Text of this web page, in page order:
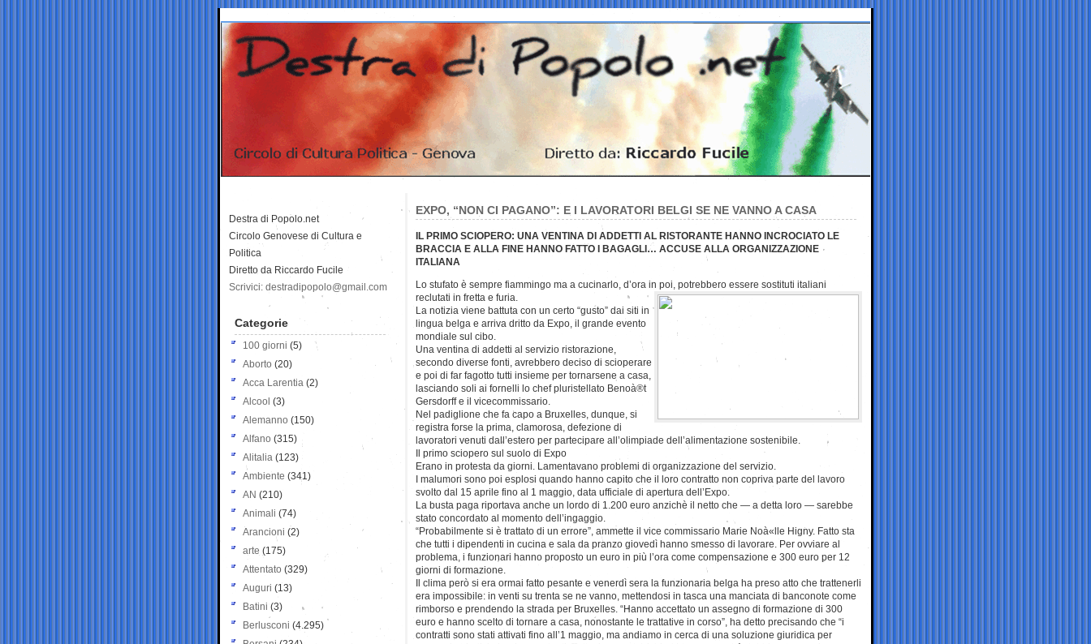
EXPO, “NON CI PAGANO”: E I LAVORATORI BELGI SE NE VANNO A CASA
IL PRIMO SCIOPERO: UNA VENTINA DI ADDETTI AL RISTORANTE HANNO INCROCIATO LE
BRACCIA E ALLA FINE HANNO FATTO I BAGAGLI… ACCUSE ALLA ORGANIZZAZIONE
ITALIANA
Lo stufato è sempre fiammingo ma a cucinarlo, d’ora in poi, potrebbero essere sostituti italiani
reclutati in fretta e furia.
La notizia viene battuta con un certo “gusto” dai siti in
lingua belga e arriva dritto da Expo, il grande evento
mondiale sul cibo.
Una ventina di addetti al servizio ristorazione,
secondo diverse fonti, avrebbero deciso di scioperare
e poi di far fagotto tutti insieme per tornarsene a casa,
lasciando soli ai fornelli lo chef pluristellato Benoà®t
Gersdorff e il vicecommissario.
Nel padiglione che fa capo a Bruxelles, dunque, si
registra forse la prima, clamorosa, defezione di
lavoratori venuti dall’estero per partecipare all’olimpiade dell’alimentazione sostenibile.
Il primo sciopero sul suolo di Expo
Erano in protesta da giorni. Lamentavano problemi di organizzazione del servizio.
I malumori sono poi esplosi quando hanno capito che il loro contratto non copriva parte del lavoro
svolto dal 15 aprile fino al 1 maggio, data ufficiale di apertura dell’Expo.
La busta paga riportava anche un lordo di 1.200 euro anzichè il netto che — a detta loro — sarebbe
stato concordato al momento dell’ingaggio.
“Probabilmente si è trattato di un errore”, ammette il vice commissario Marie Noà«lle Higny. Fatto sta
che tutti i dipendenti in cucina e sala da pranzo giovedì hanno smesso di lavorare. Per ovviare al
problema, i funzionari hanno proposto un euro in più l’ora come compensazione e 300 euro per 12
giorni di formazione.
Il clima però si era ormai fatto pesante e venerdì sera la funzionaria belga ha preso atto che trattenerli
era impossibile: in venti su trenta se ne vanno, mettendosi in tasca una manciata di banconote come
rimborso e prendendo la strada per Bruxelles. “Hanno accettato un assegno di formazione di 300
euro e hanno scelto di tornare a casa, nonostante le trattative in corso”, ha detto precisando che “i
contratti sono stati attivati fino all’1 maggio, ma andiamo in cerca di una soluzione giuridica per
Destra di Popolo.net
Circolo Genovese di Cultura e
Politica
Diretto da Riccardo Fucile
Scrivici: destradipopolo@gmail.com
Categorie
100 giorni (5)
Aborto (20)
Acca Larentia (2)
Alcool (3)
Alemanno (150)
Alfano (315)
Alitalia (123)
Ambiente (341)
AN (210)
Animali (74)
Arancioni (2)
arte (175)
Attentato (329)
Auguri (13)
Batini (3)
Berlusconi (4.295)